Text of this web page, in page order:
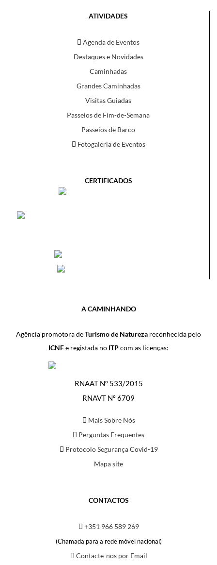
ATIVIDADES
Agenda de Eventos
Destaques e Novidades
Caminhadas
Grandes Caminhadas
Visitas Guiadas
Passeios de Fim-de-Semana
Passeios de Barco
Fotogaleria de Eventos
CERTIFICADOS
A CAMINHANDO
Agência promotora deTurismo de Natureza reconhecida pelo
ICNFe registada no ITPcom as licenças:
RNAAT Nº 533/2015
RNAVT Nº 6709
Mais Sobre Nós
Perguntas Frequentes
Protocolo Segurança Covid-19
Mapa site
CONTACTOS
+351 966 589 269
(Chamada para a rede móvel nacional)
Contacte-nos por Email